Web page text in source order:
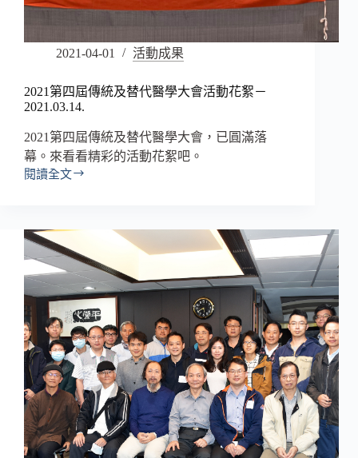
2021-04-01 活動成果
2021第四屆傳統及替代醫學大會活動花絮－
2021.03.14.
2021第四屆傳統及替代醫學大會，已圓滿落
幕。來看看精彩的活動花絮吧。
閱讀全文